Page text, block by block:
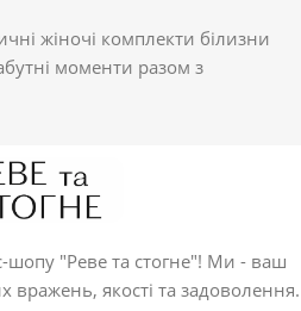
жіночі комплекти білизни
моменти разом з
шопу "Реве та стогне"! Ми - ваш
вражень, якості та задоволення.